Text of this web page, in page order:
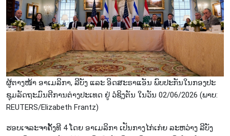
ຜູ້​ຕາງ​ໜ້າ ອາ​ເມ​ລິ​ກາ, ລີ​ບັງ ແລະ ອິດ​ສະ​ຣາ​ແອັນ​ ພົບ​ປະ​ກັນ​ໃນ​ກອງ​ປະ​
ຊຸມ​ລັດ​ຖະ​ມົນ​ຕີ​ການ​ຕ່າງ​ປະ​ເທດ ຢູ່ ວໍ​ຊິງ​ຕັນ ໃນ​ວັນ 02/06/2026 (ພາບ:
REUTERS/Elizabeth Frantz)
ຮອບ​ເຈ​ລະ​ຈາ​ຄັ້ງ​ທີ 4 ໂດຍ​ ອາ​ເມ​ລິ​ກາ ເປັນ​ກາງ​ໄກ່ເກ່ຍ ລະ​ຫວ່າງ ລີ​ບັງ